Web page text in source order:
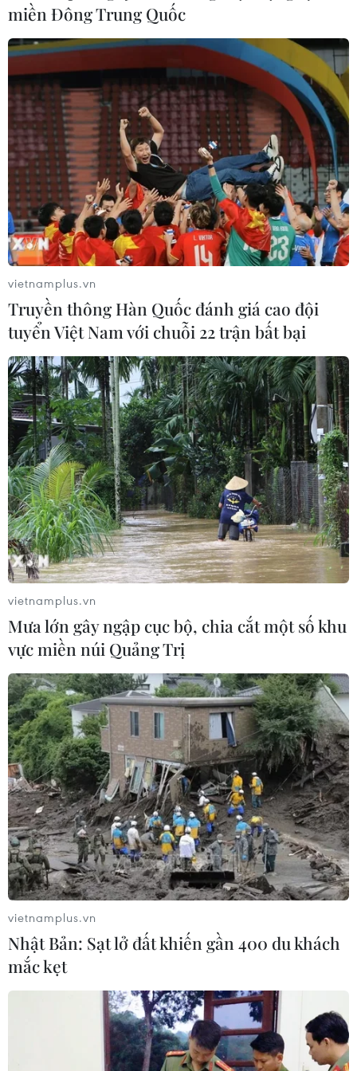
17/8 cho thấy xuất khẩu của nước này đạt tổng cộng
8.725 tỷ yen (59,6 tỷ USD) vào tháng trước.
Xuất khẩu của Thái Lan tăng lần đầu tiên
trong 11 tháng
26/09/2023 11:23
Xuất khẩu của Thái Lan trong tháng 8 đã tăng 2,6% so
với cùng kỳ và là mức tăng đầu tiên trong 11 tháng, báo
hiệu sự phục hồi của động lực kinh tế quan trọng này
của Thái Lan từ nay đến cuối năm.
miền Đông Trung Quốc
vietnamplus.vn
Truyền thông Hàn Quốc đánh giá cao đội
tuyển Việt Nam với chuỗi 22 trận bất bại
vietnamplus.vn
Mưa lớn gây ngập cục bộ, chia cắt một số khu
vực miền núi Quảng Trị
vietnamplus.vn
Nhật Bản: Sạt lở đất khiến gần 400 du khách
mắc kẹt